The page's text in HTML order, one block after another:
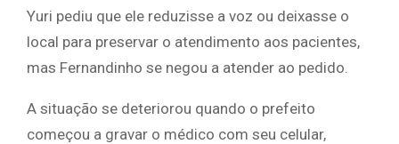
Yuri pediu que ele reduzisse a voz ou deixasse o
local para preservar o atendimento aos pacientes,
mas Fernandinho se negou a atender ao pedido.
A situação se deteriorou quando o prefeito
começou a gravar o médico com seu celular,